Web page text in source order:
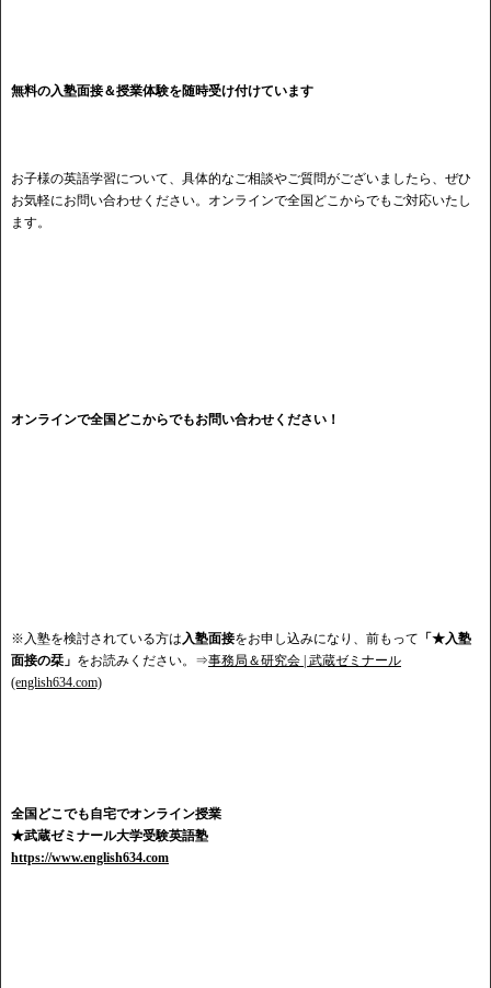
無料の入塾面接＆授業体験を随時受け付けています
お子様の英語学習について、具体的なご相談やご質問がございましたら、ぜひ
お気軽にお問い合わせください。オンラインで全国どこからでもご対応いたし
ます。
オンラインで全国どこからでもお問い合わせください！
※入塾を検討されている方は入塾面接をお申し込みになり、前もって 「★入塾
面接の栞」 をお読みください。⇒事務局＆研究会 | 武蔵ゼミナール
(english634.com)
全国どこでも自宅でオンライン授業
★武蔵ゼミナール大学受験英語塾
https://www.english634.com